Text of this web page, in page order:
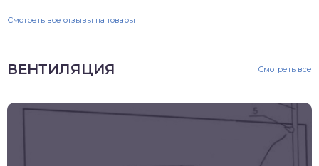
Смотреть все отзывы на товары
ВЕНТИЛЯЦИЯ Смотреть все